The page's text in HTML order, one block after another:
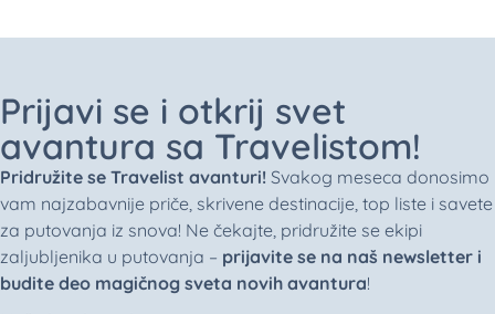
Prijavi se i otkrij svet
avantura sa Travelistom!
Pridružite se Travelist avanturi! Svakog meseca donosimo
vam najzabavnije priče, skrivene destinacije, top liste i savete
za putovanja iz snova! Ne čekajte, pridružite se ekipi
zaljubljenika u putovanja – prijavite se na naš newsletter i
budite deo magičnog sveta novih avantura!